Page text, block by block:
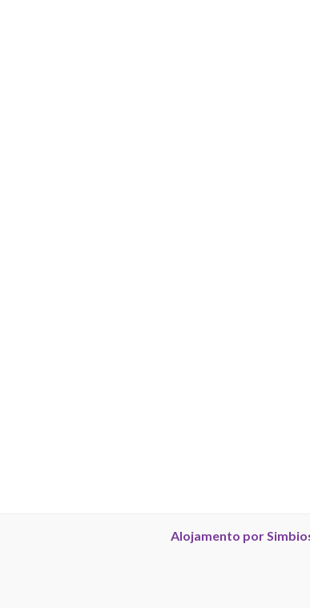
Alojamento por